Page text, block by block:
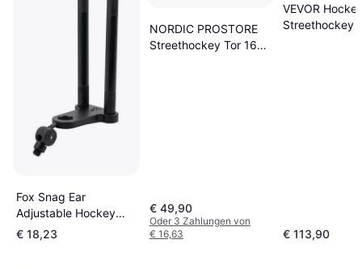
Fox Snag Ear
Adjustable Hockey
Stick
€ 18,23
NORDIC PROSTORE
Streethockey Tor 160
€ 49,90
Oder 3 Zahlungen von
€ 16,63
VEVOR
Streethockey
€ 113,90